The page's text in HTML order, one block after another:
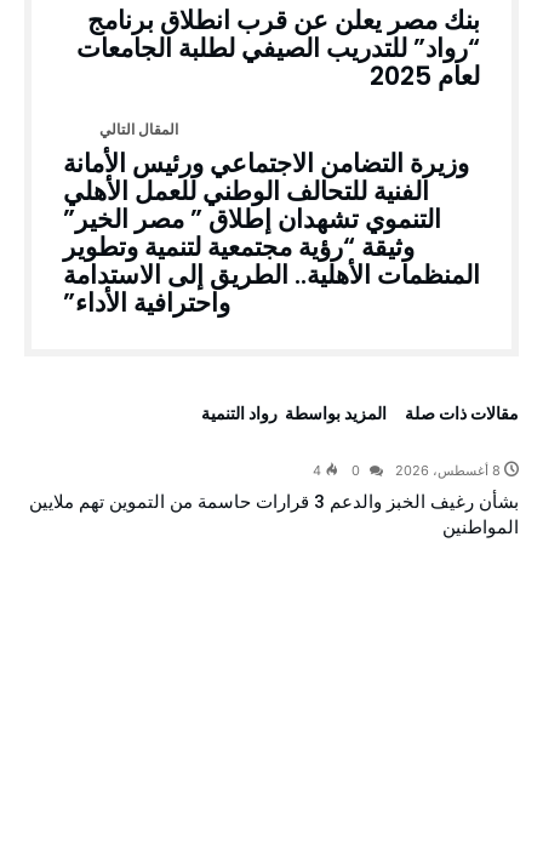
بنك مصر يعلن عن قرب انطلاق برنامج
“رواد” للتدريب الصيفي لطلبة الجامعات
لعام 2025
وزيرة التضامن الاجتماعي ورئيس الأمانة
الفنية للتحالف الوطني للعمل الأهلي
التنموي تشهدان إطلاق ” مصر الخير”
وثيقة “رؤية مجتمعية لتنمية وتطوير
المنظمات الأهلية.. الطريق إلى الاستدامة
واحترافية الأداء”
‫مقالات ذات صلة‬ ‫‫المزيد بواسطة‬ ‬ رواد التنمية
8 أغسطس، 2026 4
بشأن رغيف الخبز والدعم 3 قرارات حاسمة من التموين تهم ملايين
المواطنين